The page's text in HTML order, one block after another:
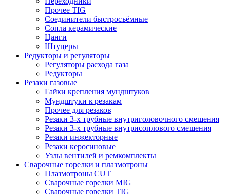
Прочее TIG
Соединители быстросъёмные
Сопла керамические
Цанги
Штуцеры
Редукторы и регуляторы
Регуляторы расхода газа
Редукторы
Резаки газовые
Гайки крепления мундштуков
Мундштуки к резакам
Прочее для резаков
Резаки 3-х трубные внутриголовочного смешения
Резаки 3-х трубные внутрисоплового смешения
Резаки инжекторные
Резаки керосиновые
Узлы вентилей и ремкомплекты
Сварочные горелки и плазмотроны
Плазмотроны CUT
Сварочные горелки MIG
Сварочные горелки TIG